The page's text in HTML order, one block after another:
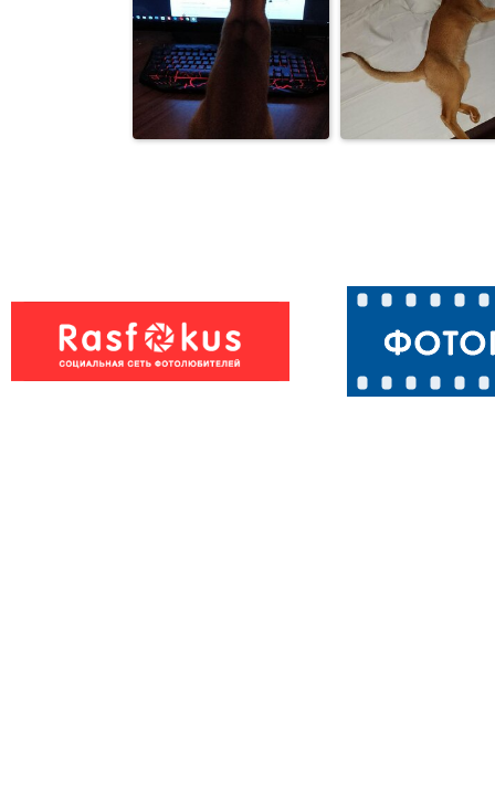
Абиссинец Бакс
Merci спасибо что
ты е...
Абиссинец
достойный
джентльмен?
Абиссинец Бакс
внимательно
следит за ...
Абиссинец
нежиться на
шелке.